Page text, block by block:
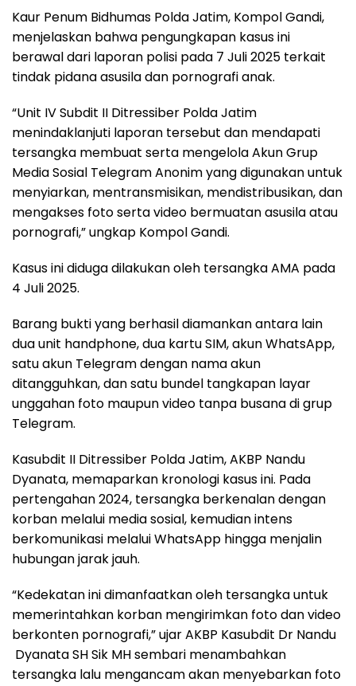
Kaur Penum Bidhumas Polda Jatim, Kompol Gandi,
menjelaskan bahwa pengungkapan kasus ini
berawal dari laporan polisi pada 7 Juli 2025 terkait
tindak pidana asusila dan pornografi anak.
“Unit IV Subdit II Ditressiber Polda Jatim
menindaklanjuti laporan tersebut dan mendapati
tersangka membuat serta mengelola Akun Grup
Media Sosial Telegram Anonim yang digunakan untuk
menyiarkan, mentransmisikan, mendistribusikan, dan
mengakses foto serta video bermuatan asusila atau
pornografi,” ungkap Kompol Gandi.
Kasus ini diduga dilakukan oleh tersangka AMA pada
4 Juli 2025.
Barang bukti yang berhasil diamankan antara lain
dua unit handphone, dua kartu SIM, akun WhatsApp,
satu akun Telegram dengan nama akun
ditangguhkan, dan satu bundel tangkapan layar
unggahan foto maupun video tanpa busana di grup
Telegram.
Kasubdit II Ditressiber Polda Jatim, AKBP Nandu
Dyanata, memaparkan kronologi kasus ini. Pada
pertengahan 2024, tersangka berkenalan dengan
korban melalui media sosial, kemudian intens
berkomunikasi melalui WhatsApp hingga menjalin
hubungan jarak jauh.
“Kedekatan ini dimanfaatkan oleh tersangka untuk
memerintahkan korban mengirimkan foto dan video
berkonten pornografi,” ujar AKBP Kasubdit Dr Nandu
Dyanata SH Sik MH sembari menambahkan
tersangka lalu mengancam akan menyebarkan foto